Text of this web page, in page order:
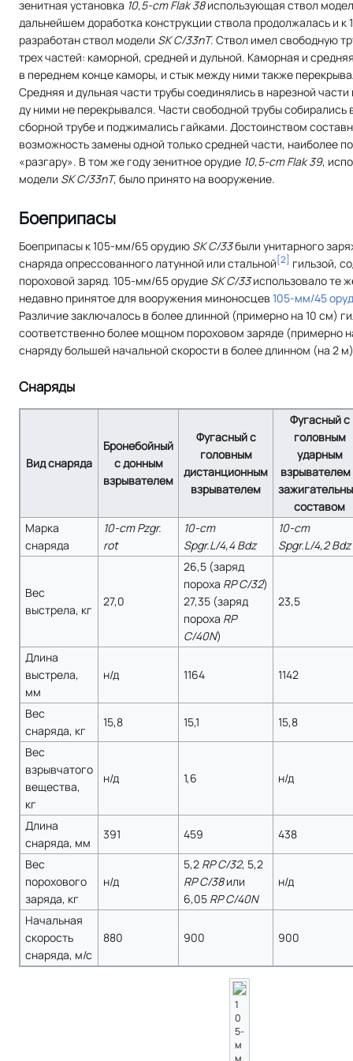
зенитная установка 10,5-cm Flak 38использующая ствол
дальнейшем доработка конструкции ствола продолжалась и к
разработан ствол модели SK C/33nТ. Ствол имел свободную
трех частей: каморной, средней и дульной. Каморная и
в переднем конце каморы, и стык между ними также
Средняя и дульная части трубы соединялись в нарезной
ду ними не перекрывался. Части свободной трубы собирались
сборной трубе и поджимались гайками. Достоин­ством
возможность замены одной только средней части, наиболее
«разгару». В том же году зенитное орудие 10,5-cm Flak 39,
модели SK C/33nТ, было принято на вооружение.
Боеприпасы
Боеприпасы к 105-мм/65 орудию SK C/33были унитарного
снаряда опрессованного латунной или стальной [2] гильзой,
пороховой заряд. 105-мм/65 орудие SK C/33использовало те
недавно принятое для вооружения миноносцев 105-мм/45
Различие заключалось в более длинной (примерно на 10 см)
соответственно более мощном пороховом заряде (примерно
снаряду большей начальной скорости в более длинном (на 2
Снаряды
Вид снаряда
Бронебойный
с донным
взрывателем
Фугасный с
головным
дистанционным
взрывателем
Фугасный с
головным
ударным
взрывателем
составом
Марка
снаряда
10-cm Pzgr.
rot
10-cm
Spgr.L/4,4 Bdz
10-cm
Spgr.L/4,2 Bdz
Вес
выстрела, кг
27,0
26,5 (заряд
пороха RP C/32)
27,35 (заряд
пороха RP
C/40N)
23,5
Длина
выстрела,
мм
н/д 1164 1142
Вес
снаряда, кг
15,8 15,1
15,8
Вес
взрывчатого
вещества,
кг
н/д 1,6 н/д
Длина
снаряда, мм
391 459
438
Вес
порохового
заряда, кг
н/д
5,2 RP C/32, 5,2
RP C/38или
6,05 RP C/40N
н/д
Начальная
скорость
снаряда, м/с
880 900 900
1
0
5-
м
м